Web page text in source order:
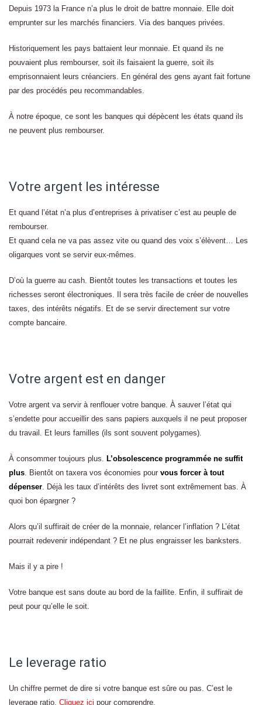
Depuis 1973 la France n’a plus le droit de battre monnaie. Elle doit
emprunter sur les marchés financiers. Via des banques privées.
Historiquement les pays battaient leur monnaie. Et quand ils ne
pouvaient plus rembourser, soit ils faisaient la guerre, soit ils
emprisonnaient leurs créanciers. En général des gens ayant fait fortune
par des procédés peu recommandables.
À notre époque, ce sont les banques qui dépècent les états quand ils
ne peuvent plus rembourser.
Votre argent les intéresse
Et quand l’état n’a plus d’entreprises à privatiser c’est au peuple de
rembourser.
Et quand cela ne va pas assez vite ou quand des voix s’élèvent… Les
oligarques vont se servir eux-mêmes.
D’où la guerre au cash. Bientôt toutes les transactions et toutes les
richesses seront électroniques. Il sera très facile de créer de nouvelles
taxes, des intérêts négatifs. Et de se servir directement sur votre
compte bancaire.
Votre argent est en danger
Votre argent va servir à renflouer votre banque. À sauver l’état qui
s’endette pour accueillir des sans papiers auxquels il ne peut proposer
du travail. Et leurs familles (ils sont souvent polygames).
À consommer toujours plus. L’obsolescence programmée ne suffit
plus. Bientôt on taxera vos économies pour vous forcer à tout
dépenser. Déjà les taux d’intérêts des livret sont extrêmement bas. À
quoi bon épargner ?
Alors qu’il suffirait de créer de la monnaie, relancer l’inflation ? L’état
pourrait redevenir indépendant ? Et ne plus engraisser les banksters.
Mais il y a pire !
Votre banque est sans doute au bord de la faillite. Enfin, il suffirait de
peut pour qu’elle le soit.
Le leverage ratio
Un chiffre permet de dire si votre banque est sûre ou pas. C’est le
leverage ratio. Cliquez ici pour comprendre.